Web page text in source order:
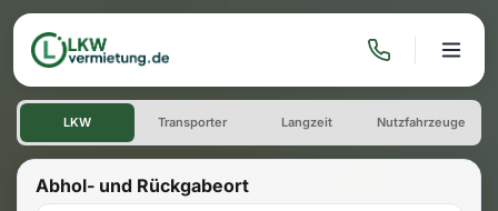
LKW mieten: Einwegmiete
LKW Transporter Langzeit Nutzfahrzeuge
Abhol- und Rückgabeort